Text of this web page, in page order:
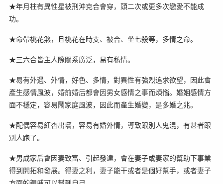
★年月柱有異性星被刑沖克合會穿，頭二次或更多次戀愛不能成
功。
★命帶桃花煞，且桃花在時支、被合、坐七殺等，多情之命。
★三六合皆主人際關系廣泛，易有私情。
★易有外遇、外情，好色、多情，對異性有強烈追求欲望，因此會
產生感情風波，婚前婚后都會因男女感情之事而煩惱。婚姻感情方
面不穩定，容易鬧家庭風波，因此而產生婚變，是多婚之兆。
★配偶容易紅杏出墻，容易有婚外情，導致跟別人鬼混，有甚者跟
別人跑了。
★男成家后會因妻致富、引起發達，會在妻子或妻家的幫助下事業
得到開拓和發展。得妻之利，妻子能干或者是個好幫手，或者妻子